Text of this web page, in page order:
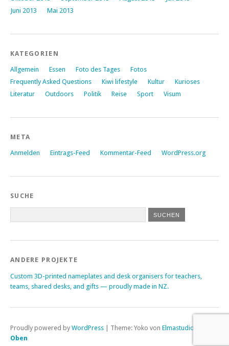
Juni 2013
Mai 2013
KATEGORIEN
Allgemein Essen Foto des Tages
Fotos
Frequently Asked Questions
Kiwi lifestyle Kultur
Kurioses
Literatur
Outdoors Politik Reise Sport Visum
META
Anmelden Eintrags-Feed Kommentar-Feed WordPress.org
SUCHE
ANDERE PROJEKTE
Custom 3D-printed nameplates and desk organisers for teachers,
teams, shared desks, and gifts — proudly made in NZ.
Proudly powered by WordPress | Theme: Yoko von Elmastudio
Oben